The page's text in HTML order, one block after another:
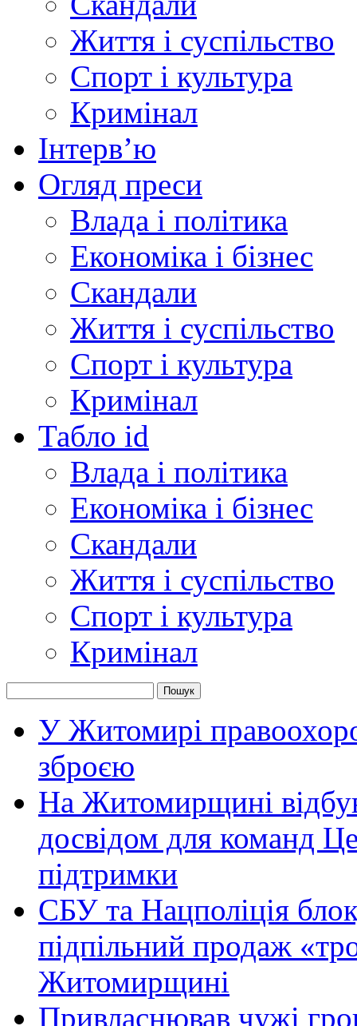
Життя і суспільство
Спорт і культура
Кримінал
Інтерв’ю
Огляд преси
Влада і політика
Економіка і бізнес
Скандали
Життя і суспільство
Спорт і культура
Кримінал
Табло id
Влада і політика
Економіка і бізнес
Скандали
Життя і суспільство
Спорт і культура
Кримінал
У Житомирі
зброєю
На Житомирщині
досвідом для команд
підтримки
СБУ та Нацполіція
підпільний продаж
Житомирщині
Привласнював чужі